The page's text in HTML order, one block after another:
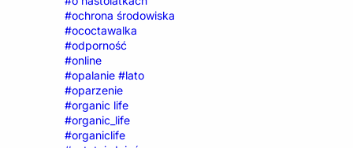
#ochrona środowiska
#ococtawalka
#odporność
#online
#opalanie #lato
#oparzenie
#organic life
#organic_life
#organiclife